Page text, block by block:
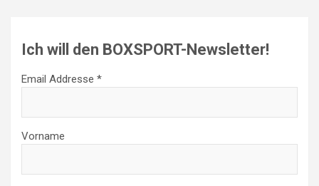
Ich will den BOXSPORT-Newsletter!
Email Addresse *
Vorname